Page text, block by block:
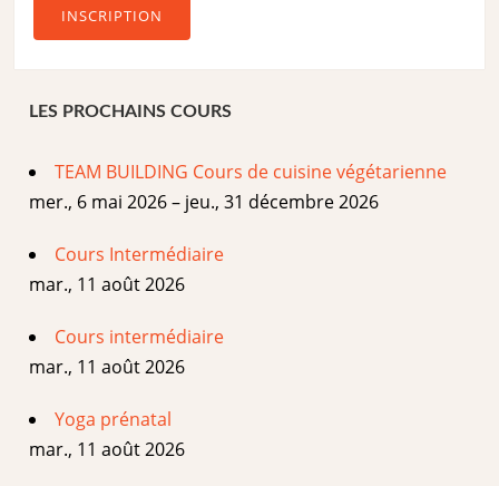
INSCRIPTION
LES PROCHAINS COURS
TEAM BUILDING Cours de cuisine végétarienne
mer., 6 mai 2026 – jeu., 31 décembre 2026
Cours Intermédiaire
mar., 11 août 2026
Cours intermédiaire
mar., 11 août 2026
Yoga prénatal
mar., 11 août 2026